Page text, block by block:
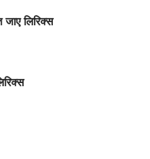
जाए लिरिक्स